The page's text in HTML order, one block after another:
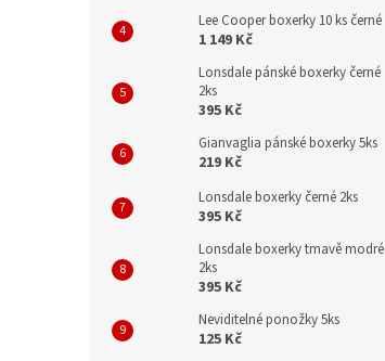
Lee Cooper boxerky 10 ks černé
1 149 Kč
Lonsdale pánské boxerky černé
2ks
395 Kč
Gianvaglia pánské boxerky 5ks
219 Kč
Lonsdale boxerky černé 2ks
395 Kč
Lonsdale boxerky tmavě modré
2ks
395 Kč
Neviditelné ponožky 5ks
125 Kč